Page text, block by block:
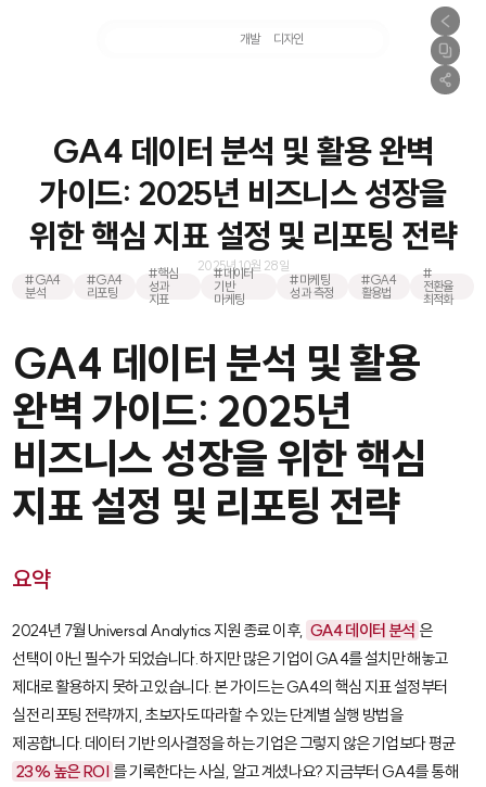
개발 디자인
GA4 데이터 분석 및 활용 완벽
가이드: 2025년 비즈니스 성장을
위한 핵심 지표 설정 및 리포팅 전략
2025년 10월 28일
#GA4
분석
#GA4
리포팅
#핵심
성과
지표
#데이터
기반
마케팅
#마케팅
성과 측정
#GA4
활용법
#
전환율
최적화
GA4 데이터 분석 및 활용
완벽 가이드: 2025년
비즈니스 성장을 위한 핵심
지표 설정 및 리포팅 전략
요약
2024년 7월 Universal Analytics 지원 종료 이후, GA4 데이터 분석 은
선택이 아닌 필수가 되었습니다. 하지만 많은 기업이 GA4를 설치만 해놓고
제대로 활용하지 못하고 있습니다. 본 가이드는 GA4의 핵심 지표 설정부터
실전 리포팅 전략까지, 초보자도 따라할 수 있는 단계별 실행 방법을
제공합니다. 데이터 기반 의사결정을 하는 기업은 그렇지 않은 기업보다 평균
23% 높은 ROI 를 기록한다는 사실, 알고 계셨나요? 지금부터 GA4를 통해